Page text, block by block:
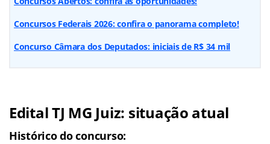
Concursos Federais 2026: confira o panorama completo!
Concurso Câmara dos Deputados: iniciais de R$ 34 mil
Edital TJ MG Juiz: situação atual
Histórico do concurso: